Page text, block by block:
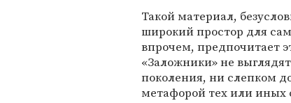
Такой материал,
широкий простор для
впрочем, предпочитает
«Заложники» не
поколения, ни слепком
метафорой тех или